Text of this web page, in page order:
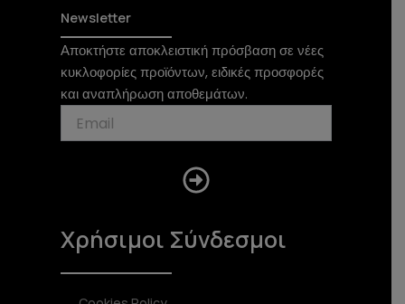
t
o
k
t
a
g
r
a
b
o
o
k
Newsletter
Αποκτήστε αποκλειστική πρόσβαση σε νέες
κυκλοφορίες προϊόντων, ειδικές προσφορές
και αναπλήρωση αποθεμάτων.
Submit
Χρήσιμοι Σύνδεσμοι